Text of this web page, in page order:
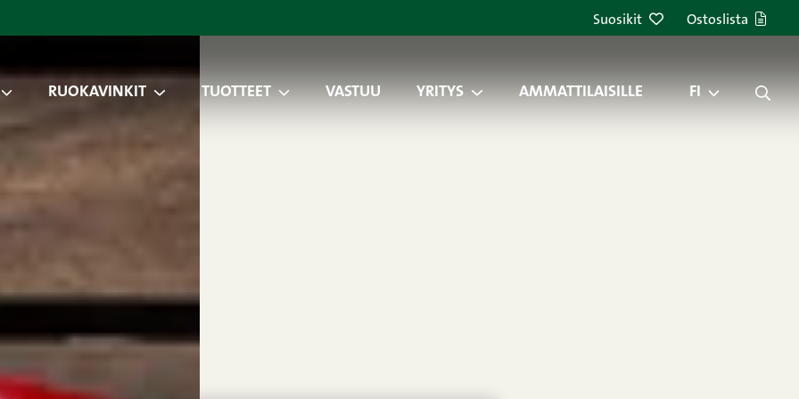
Suosikit Ostoslista
RUOKAVINKIT TUOTTEET VASTUU YRITYS AMMATTILAISILLE FI